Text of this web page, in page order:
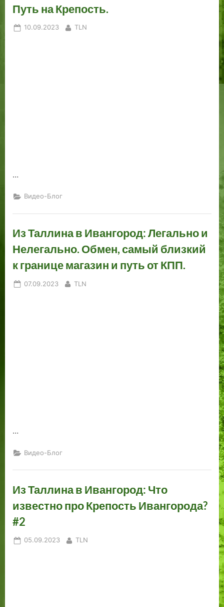
Путь на Крепость.
Posted
10.09.2023 By
TLN
…
Видео-Блог
Из Таллина в Ивангород: Легально и
Нелегально. Обмен, самый близкий
к границе магазин и путь от КПП.
Posted
07.09.2023 By
TLN
…
Видео-Блог
Из Таллина в Ивангород: Что
известно про Крепость Ивангорода?
#2
Posted
05.09.2023 By
TLN